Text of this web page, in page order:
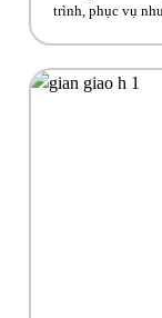
trình, phục vụ
những hoạt […]